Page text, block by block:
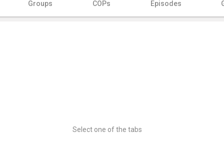
Groups COPs Episodes
Select one of the tabs